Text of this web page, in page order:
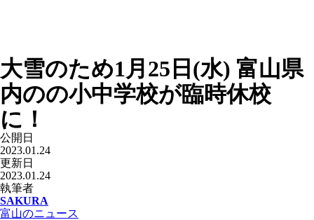
大雪のため1月25日(水) 富山県
内のの小中学校が臨時休校
に！
公開日
2023.01.24
更新日
2023.01.24
執筆者
SAKURA
富山のニュース